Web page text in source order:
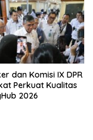
dan Komisi IX DPR
Perkuat Kualitas
2026